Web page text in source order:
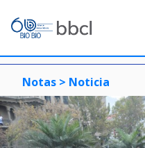
Notas > Noticia